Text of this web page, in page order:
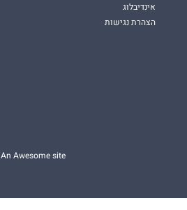
אינדיבלוג
הצהרת נגישות
An Awesome site